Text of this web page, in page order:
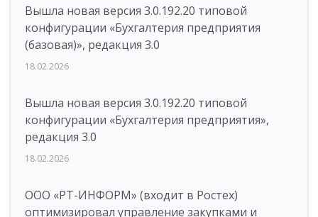
Вышла новая версия 3.0.192.20 типовой
конфигурации «Бухгалтерия предприятия
(базовая)», редакция 3.0
18.02.2026
Вышла новая версия 3.0.192.20 типовой
конфигурации «Бухгалтерия предприятия»,
редакция 3.0
18.02.2026
ООО «РТ-ИНФОРМ» (входит в Ростех)
оптимизировал управление закупками и